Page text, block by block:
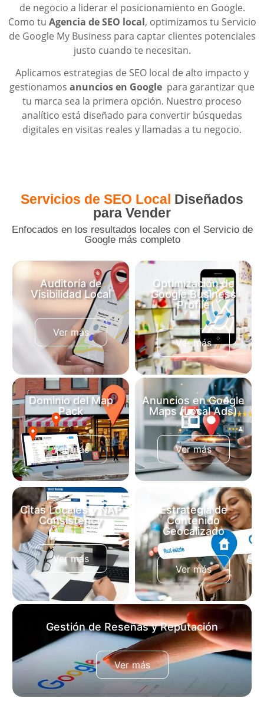
de negocio a liderar el posicionamiento en Google.
Como tu Agencia de SEO local, optimizamos tu Servicio
de Google My Business para captar clientes potenciales
justo cuando te necesitan.
Aplicamos estrategias de SEO local de alto impacto y
gestionamos anuncios en Google para garantizar que
tu marca sea la primera opción. Nuestro proceso
analítico está diseñado para convertir búsquedas
digitales en visitas reales y llamadas a tu negocio.
Servicios de SEO Local Diseñados
para Vender
Enfocados en los resultados locales con el Servicio de
Google más completo
Auditoría de
Visibilidad Local
Analizamos tu estado
actual y el de tu
competencia en Bogotá
para encontrar fugas de
clientes.
Ver más
Optimización de
Google Business
Profile
Configuración experta de
tu ficha para dominar el
Servicio de Google My
Business Colombia.
Ver más
Dominio del Map
Pack
Llevamos tu negocio al
Top 3 de Google para
captar el tráfico de
búsquedas «cerca de mí».
Ver más
Anuncios en Google
Maps (Local Ads)
Campañas de pago ultra-
segmentadas para
aparecer hoy mismo frente
a clientes potenciales.
Ver más
Citas Locales y NAP
Consistency
Registramos tu empresa
en directorios clave para
dar autoridad a tu
Posicionamiento local en
Google.
Ver más
Estrategia de
Contenido
Geocalizado
Creamos textos y
publicaciones optimizadas
con estrategias de SEO
local para tu ciudad.
Ver más
Gestión de Reseñas y Reputación
Estrategias para aumentar tus 5 estrellas y generar
confianza inmediata en nuevos clientes.
Ver más